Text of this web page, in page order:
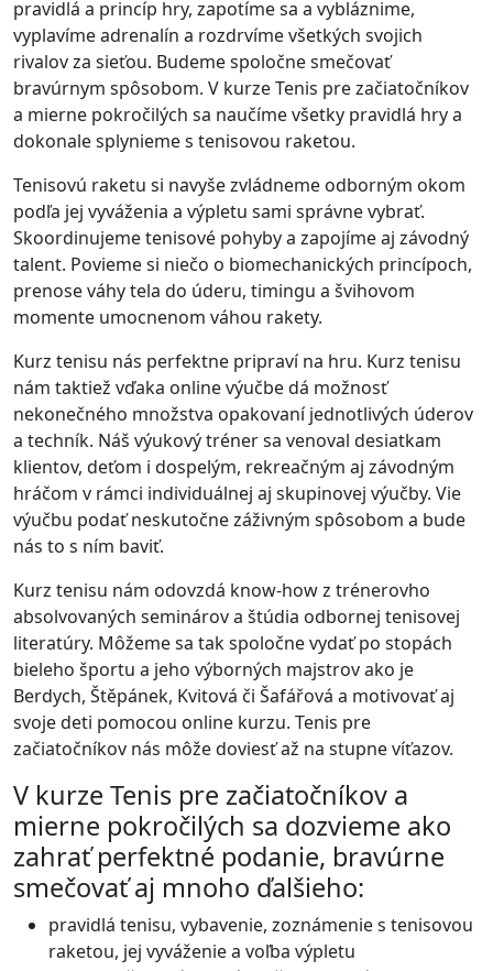
pravidlá a princíp hry, zapotíme sa a vybláznime,
vyplavíme adrenalín a rozdrvíme všetkých svojich
rivalov za sieťou. Budeme spoločne smečovať
bravúrnym spôsobom. V kurze Tenis pre začiatočníkov
a mierne pokročilých sa naučíme všetky pravidlá hry a
dokonale splynieme s tenisovou raketou.
Tenisovú raketu si navyše zvládneme odborným okom
podľa jej vyváženia a výpletu sami správne vybrať.
Skoordinujeme tenisové pohyby a zapojíme aj závodný
talent. Povieme si niečo o biomechanických princípoch,
prenose váhy tela do úderu, timingu a švihovom
momente umocnenom váhou rakety.
Kurz tenisu nás perfektne pripraví na hru. Kurz tenisu
nám taktiež vďaka online výučbe dá možnosť
nekonečného množstva opakovaní jednotlivých úderov
a techník. Náš výukový tréner sa venoval desiatkam
klientov, deťom i dospelým, rekreačným aj závodným
hráčom v rámci individuálnej aj skupinovej výučby. Vie
výučbu podať neskutočne záživným spôsobom a bude
nás to s ním baviť.
Kurz tenisu nám odovzdá know-how z trénerovho
absolvovaných seminárov a štúdia odbornej tenisovej
literatúry. Môžeme sa tak spoločne vydať po stopách
bieleho športu a jeho výborných majstrov ako je
Berdych, Štěpánek, Kvitová či Šafářová a motivovať aj
svoje deti pomocou online kurzu. Tenis pre
začiatočníkov nás môže doviesť až na stupne víťazov.
V kurze Tenis pre začiatočníkov a
mierne pokročilých sa dozvieme ako
zahrať perfektné podanie, bravúrne
smečovať aj mnoho ďalšieho:
pravidlá tenisu, vybavenie, zoznámenie s tenisovou
raketou, jej vyváženie a voľba výpletu